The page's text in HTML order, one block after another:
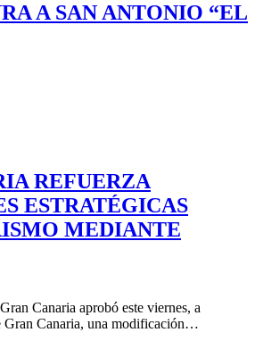
A SAN ANTONIO “EL
REFUERZA
ESTRATÉGICAS
MEDIANTE
Canaria aprobó este viernes, a
Gran Canaria, una modificación…